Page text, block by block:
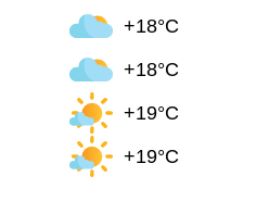
+18°C
+18°C
+19°C
+19°C